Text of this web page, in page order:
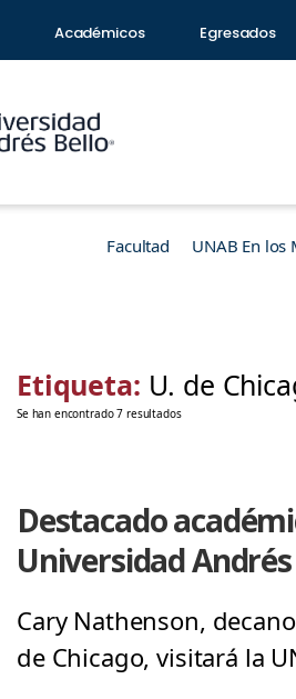
Académicos Egresados
Facultad UNAB En los
Etiqueta: U. de
Se han encontrado 7 resultados
Destacado
Universidad
Cary Nathenson,
de Chicago, visitará la